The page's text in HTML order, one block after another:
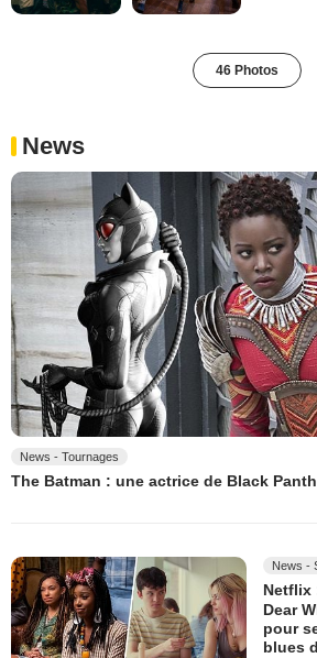
46 Photos
News
News - Tournages
The Batman : une actrice de Black
News -
Netflix
Dear
pour
blues